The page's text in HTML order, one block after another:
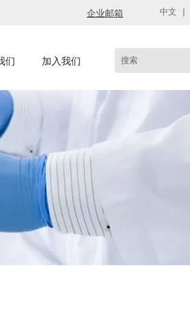
们 加入我们
中文 |
企业邮箱